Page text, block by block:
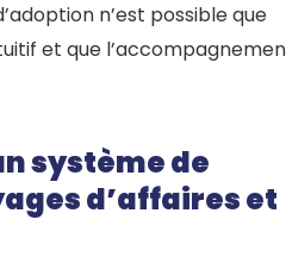
n’est possible que
et que
système de
d’affaires et